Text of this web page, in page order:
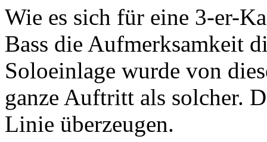
Wie es sich für eine 3-er-
Bass die Aufmerksamkeit
Soloeinlage wurde von
ganze Auftritt als solcher.
Linie überzeugen.